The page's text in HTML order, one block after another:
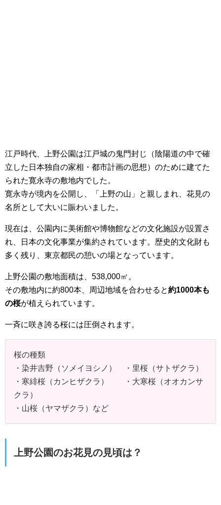
江戸時代、上野公園は江戸城の鬼門封じ（陰陽道の中で確
立した日本独自の家相・都市計画の思想）のために建てた
られた寛永寺の敷地内でした。
寛永寺が境内を公開し、「上野の山」と親しまれ、花見の
名所として大いに賑わいました。
現在は、公園内に美術館や博物館などの文化施設が設置さ
れ、日本の文化事業が集約されています。歴史的文化財も
多く残り、東京都民の憩いの場となっています。
上野公園の敷地面積は、538,000㎡。
その敷地内に約800本、周辺地域を合わせると約1000本も
の桜が植えられています。
一斉に咲き誇る桜には圧倒されます。
桜の種類
・染井吉野（ソメイヨシノ） ・里桜（サトザクラ）
・寒緋桜（カンヒザクラ） ・大寒桜（オオカンサ
クラ）
・山桜（ヤマザクラ）など
上野公園のお花見の見頃は？